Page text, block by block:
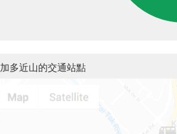
加多近山的交通站點